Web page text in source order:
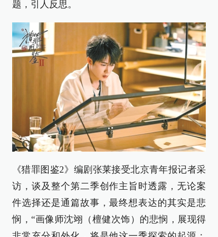
题，引人反思。
《猎罪图鉴2》编剧张莱接受北京青年报记者采
访，谈及整个第二季创作主旨时透露，无论案
件选择还是通篇故事，最终想表达的其实是悲
悯，“画像师沈翊（檀健次饰）的悲悯，展现得